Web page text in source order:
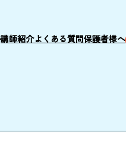
講師紹介よくある質問保護者様へ